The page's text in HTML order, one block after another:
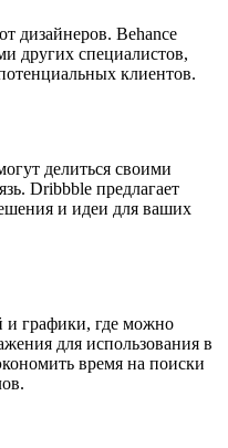
дизайнеров. Behance
других специалистов,
клиентов.
делиться своими
Dribbble предлагает
и идеи для ваших
и графики, где можно
для использования в
время на поиски